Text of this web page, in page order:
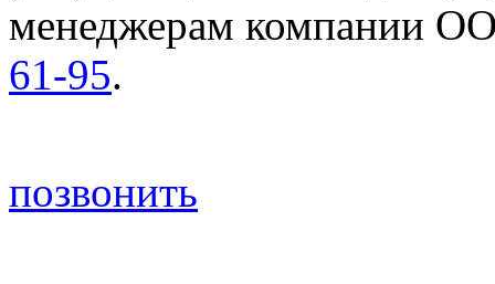
менеджерам компании
61-95.
позвонить